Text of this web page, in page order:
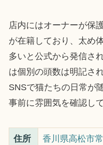
店内にはオーナーが保
が在籍しており、太め
多いと公式から発信さ
は個別の頭数は明記さ
SNSで猫たちの日常が
事前に雰囲気を確認し
住所 香川県高松市